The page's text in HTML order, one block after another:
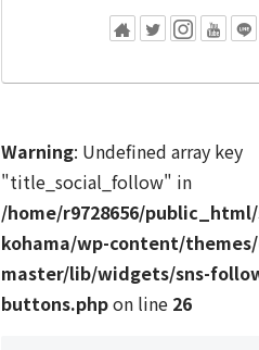
Warning: Undefined array key
"title_social_follow" in
/home/r9728656/
kohama/wp-content/themes/
master/lib/widgets/sns-
buttons.phpon line 26